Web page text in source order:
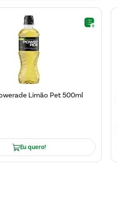
Limão Pet 500ml
Eu quero!